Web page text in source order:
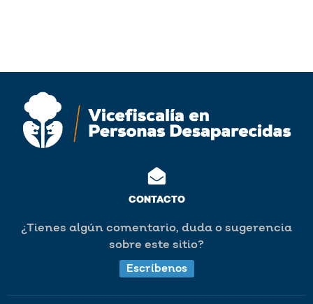
CONTACTO
¿Tienes algún comentario, duda o sugerencia
sobre este sitio?
Escríbenos